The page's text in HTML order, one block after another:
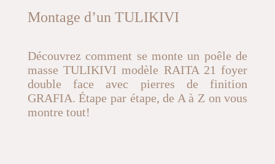
Montage d’un TULIKIVI
Découvrez comment se monte un poêle de
masse TULIKIVI modèle RAITA 21 foyer
double face avec pierres de finition
GRAFIA. Étape par étape, de A à Z on vous
montre tout!